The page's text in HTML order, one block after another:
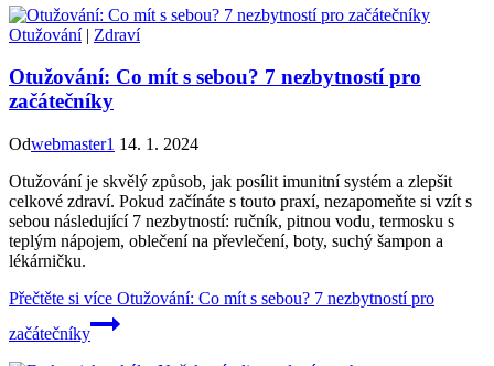
Otužování| Zdraví
Otužování: Co mít s sebou? 7 nezbytností pro
začátečníky
Odwebmaster1 14. 1. 2024
Otužování je skvělý způsob, jak posílit imunitní systém a zlepšit
celkové zdraví. Pokud začínáte s touto praxí, nezapomeňte si vzít s
sebou následující 7 nezbytností: ručník, pitnou vodu, termosku s
teplým nápojem, oblečení na převlečení, boty, suchý šampon a
lékárničku.
Přečtěte si více Otužování: Co mít s sebou? 7 nezbytností pro
začátečníky